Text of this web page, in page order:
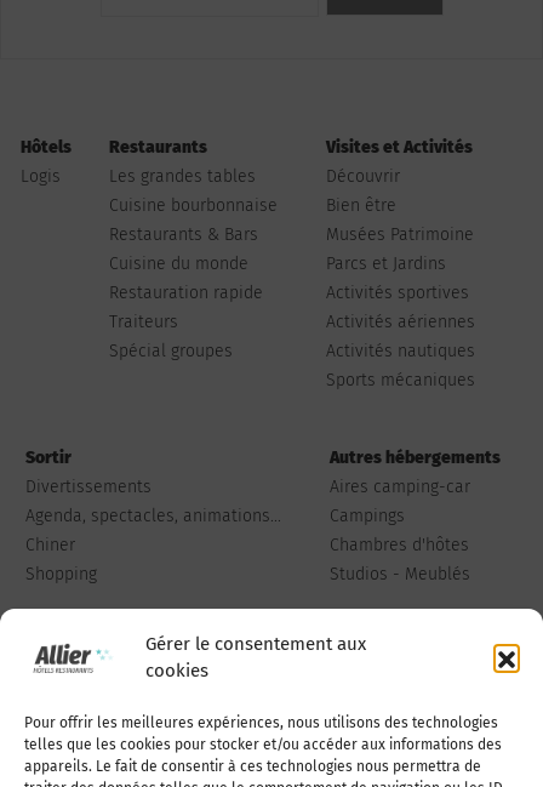
Gérer le consentement aux
cookies
Pour offrir les meilleures expériences, nous utilisons des technologies
telles que les cookies pour stocker et/ou accéder aux informations des
appareils. Le fait de consentir à ces technologies nous permettra de
Hôtels
Logis
Restaurants
Les grandes tables
Cuisine bourbonnaise
Restaurants & Bars
Cuisine du monde
Restauration rapide
Traiteurs
Spécial groupes
Visites et Activités
Découvrir
Bien être
Musées Patrimoine
Parcs et Jardins
Activités sportives
Activités aériennes
Activités nautiques
Sports mécaniques
Sortir
Divertissements
Agenda, spectacles, animations...
Chiner
Shopping
Autres hébergements
Aires camping-car
Campings
Chambres d'hôtes
Studios - Meublés
Qui sommes-nous Publiez votre annonce